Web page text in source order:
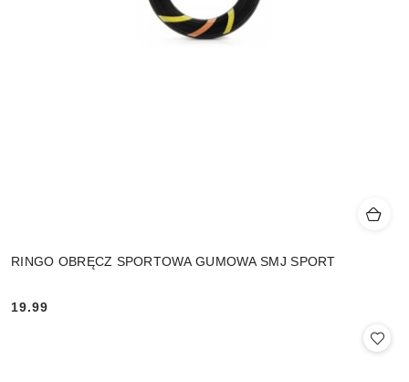
RINGO OBRĘCZ SPORTOWA GUMOWA SMJ SPORT
Cena:
19.99